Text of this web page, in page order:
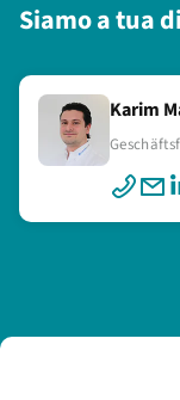
Siamo a tua
Karim